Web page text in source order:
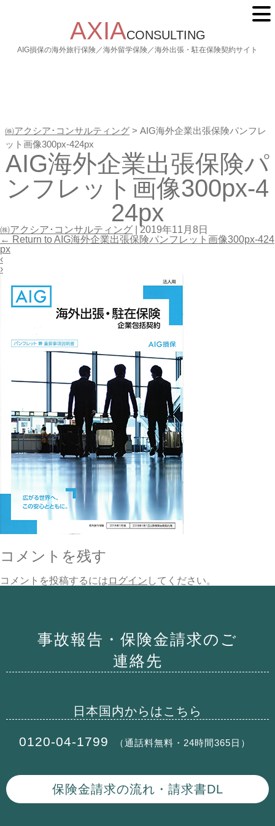
AXIACONSULTING
AIG損保の海外旅行保険／海外留学保険／海外出張・駐在保険契約サイト
㈱アクシア･コンサルティング > AIG海外企業出張保険パンフレ
ット画像300px-424px
AIG海外企業出張保険パ
ンフレット画像300px-4
24px
㈱アクシア･コンサルティング |2019年11月8日
← Return to AIG海外企業出張保険パンフレット画像300px-424
px
‹
›
コメントを残す
コメントを投稿するには ログイン してください。
事故報告・保険⾦請求のご
連絡先
⽇本国内からはこちら
0120-04-1799 （通話料無料・24時間365⽇）
保険⾦請求の流れ・請求書DL